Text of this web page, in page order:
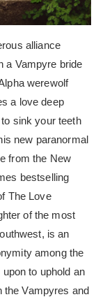
alliance
a Vampyre bride
werewolf
a love deep
sink your teeth
new paranormal
from the New
bestselling
The Love
of the most
is an
among the
to uphold an
the Vampyres and